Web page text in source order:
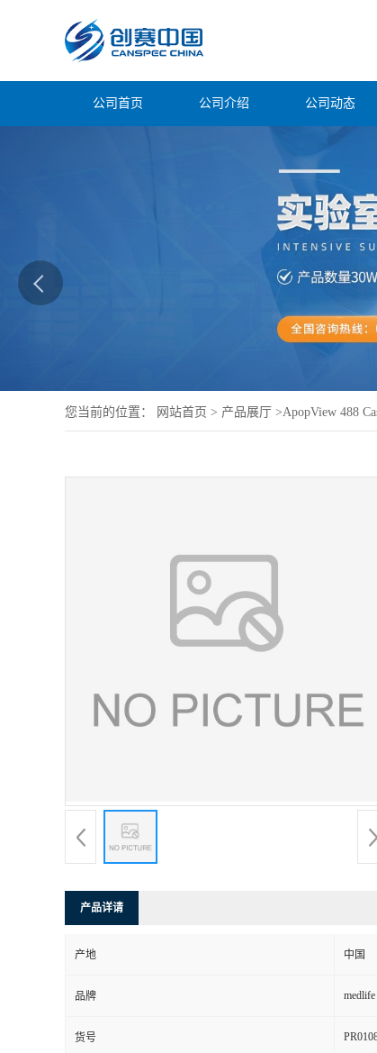
公司首页 公司介绍 公司动态
您当前的位置： 网站首页 > 产品展厅 >ApopView 488
产品详请
产地 中国
品牌 medlife
货号